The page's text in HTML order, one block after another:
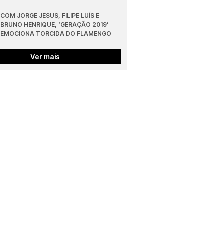
COM JORGE JESUS, FILIPE LUÍS E
BRUNO HENRIQUE, ‘GERAÇÃO 2019’
EMOCIONA TORCIDA DO FLAMENGO
Ver mais